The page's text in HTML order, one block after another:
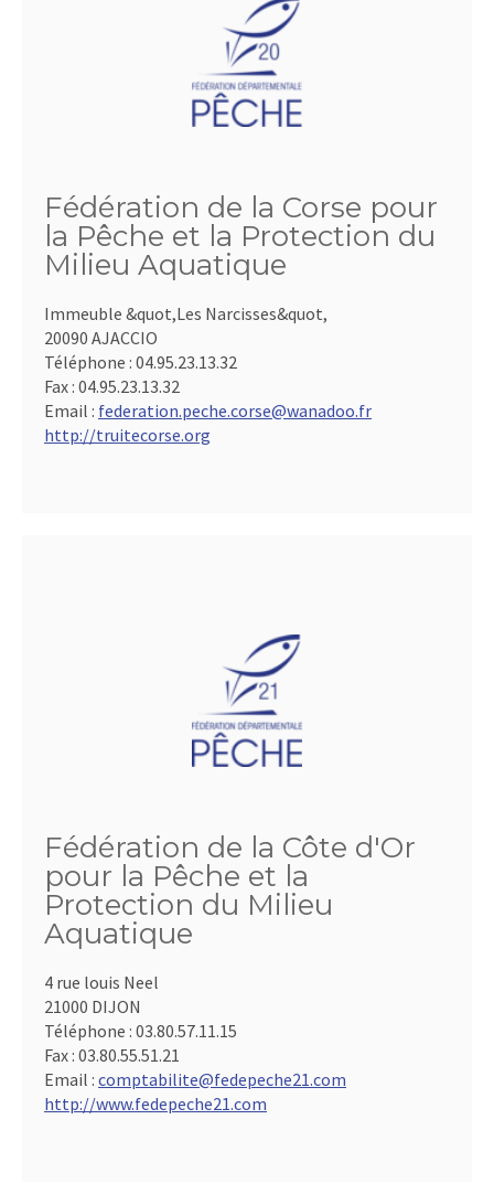
Fédération de la Corse pour
la Pêche et la Protection du
Milieu Aquatique
Immeuble &quot,Les Narcisses&quot,
20090 AJACCIO
Téléphone : 04.95.23.13.32
Fax : 04.95.23.13.32
Email : federation.peche.corse@wanadoo.fr
http://truitecorse.org
Fédération de la Côte d'Or
pour la Pêche et la
Protection du Milieu
Aquatique
4 rue louis Neel
21000 DIJON
Téléphone : 03.80.57.11.15
Fax : 03.80.55.51.21
Email : comptabilite@fedepeche21.com
http://www.fedepeche21.com